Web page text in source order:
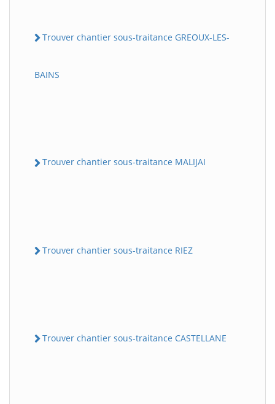
Trouver chantier sous-traitance GREOUX-LES-
BAINS
Trouver chantier sous-traitance MALIJAI
Trouver chantier sous-traitance RIEZ
Trouver chantier sous-traitance CASTELLANE